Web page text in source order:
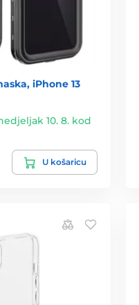
iPhone 13
10. 8. kod
U košaricu